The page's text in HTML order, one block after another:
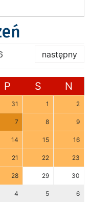
następny
P S N
31 1 2
7 8 9
14 15 16
21 22 23
28 29 30
4 5 6